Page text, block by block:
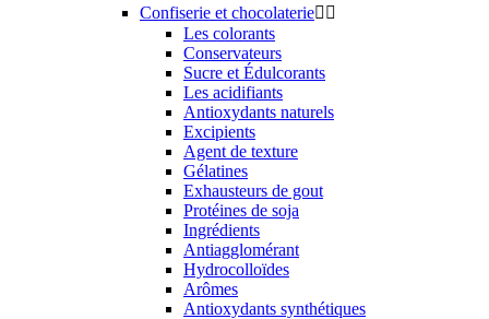
Confiserie et chocolaterie 
Les colorants
Conservateurs
Sucre et Édulcorants
Les acidifiants
Antioxydants naturels
Excipients
Agent de texture
Gélatines
Exhausteurs de gout
Protéines de soja
Ingrédients
Antiagglomérant
Hydrocolloïdes
Arômes
Antioxydants synthétiques